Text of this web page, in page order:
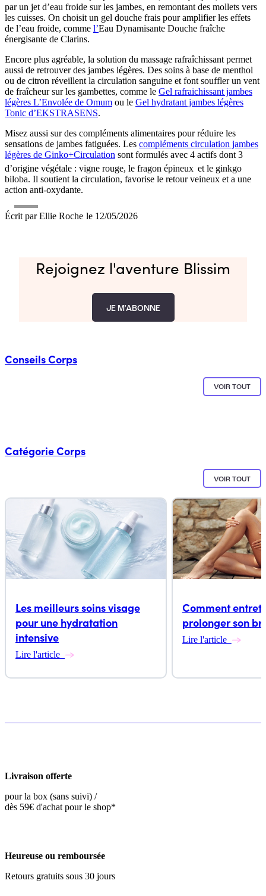
par un jet d’eau froide sur les jambes, en remontant des mollets vers
les cuisses. On choisit un gel douche frais pour amplifier les effets
de l’eau froide, comme l’Eau Dynamisante Douche fraîche
énergisante de Clarins.
Encore plus agréable, la solution du massage rafraîchissant permet
aussi de retrouver des jambes légères. Des soins à base de menthol
ou de citron réveillent la circulation sanguine et font souffler un vent
de fraîcheur sur les gambettes, comme le Gel rafraichissant jambes
légères L’Envolée de Omum ou le Gel hydratant jambes légères
Tonic d’EKSTRASENS.
Misez aussi sur des compléments alimentaires pour réduire les
sensations de jambes fatiguées. Les compléments circulation jambes
légères de Ginko+Circulation sont formulés avec 4 actifs dont 3
d’origine végétale : vigne rouge, le fragon épineux et le ginkgo
biloba. Il soutient la circulation, favorise le retour veineux et a une
action anti-oxydante.
Écrit parEllie Roche le 12/05/2026
Rejoignez l'aventure Blissim
JE M'ABONNE
ConseilsCorps
VOIR TOUT
CatégorieCorps
VOIR TOUT
Les meilleurs soins visage
pour une hydratation
intensive
Lire l'article
Comment
prolonger son
Lire l'article
Livraison offerte
pour la box (sans suivi) /
dès 59€ d'achat pour le shop*
Heureuse ou remboursée
Retours gratuits sous 30 jours